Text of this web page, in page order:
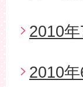
2010
2010